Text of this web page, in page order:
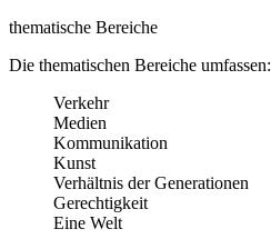
thematische Bereiche
Die thematischen Bereiche umfassen:
Verkehr
Medien
Kommunikation
Kunst
Verhältnis der Generationen
Gerechtigkeit
Eine Welt